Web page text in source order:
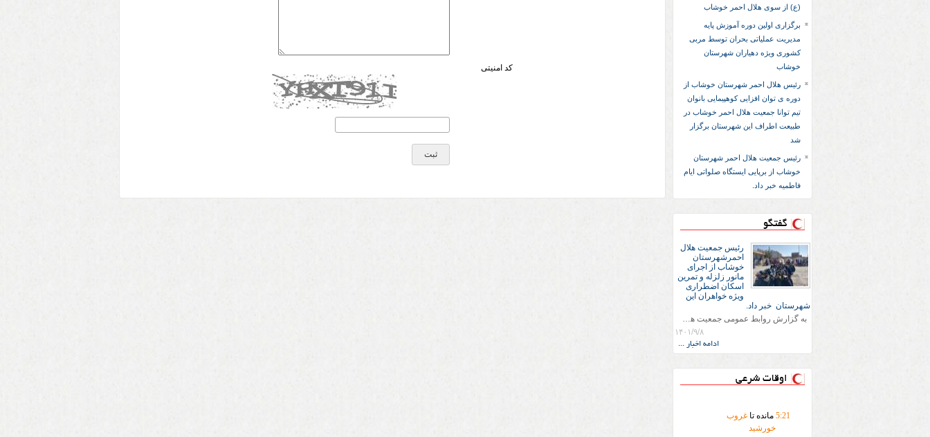
(ع) از سوی هلال احمر خوشاب
برگزاری اولین دوره آموزش پایه
مدیریت عملیاتی بحران توسط مربی
کشوری ویژه دهیاران شهرستان
خوشاب
رئیس هلال احمر شهرستان خوشاب از
دوره ی توان افزایی کوهپیمایی بانوان
تیم توانا جمعیت هلال احمر خوشاب در
طبیعت اطراف این شهرستان برگزار
شد
رئیس جمعیت هلال احمر شهرستان
خوشاب از برپایی ایستگاه صلواتی ایام
فاطمیه خبر داد.
گفتگو
رئیس جمعیت هلال
احمرشهرستان
خوشاب از اجرای
مانور زلزله و تمرین
اسکان اضطراری
ویژه خواهران این
شهرستان خبر داد.
به گزارش روابط عمومی جمعیت هلال احمر شهرستان خوشاب؛رئیس هلال احمر شهرستان خوشاب فاطمه محسنی پور اظهار داشت : این مانور به مناسبت ۸اذر بیاد شهید علی لندی و ایجاد آمادگی های لازم پس از وقوع بحران و یا در زمان های احتمال وقوع بحران با هدف افزایش تاب‌آوری و ارتقای دانش و مهارت اعضا برای پیشگیری و کاهش خسارات ناشی از زلزله توسط ۳۰ نفر از اعضای جوانان با همکاری دستگاه‌های مسئول همچون اورژانس ، آتش نشانی و پلیس 110 فرماندار .امام جمعه شهر در مدرسه دخترانه خادم شیخ بهایی این شهرستان به مدت
۱۴۰۱/۹/۸
ادامه اخبار ...
اوقات شرعی
5:21 مانده تاغروب
خورشید
کد امنیتی